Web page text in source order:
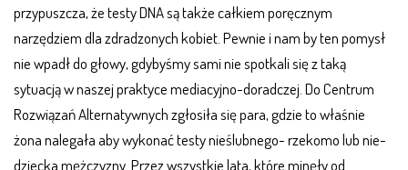
przypuszcza, że testy DNA są także całkiem poręcznym
narzędziem dla zdradzonych kobiet. Pewnie i nam by ten pomysł
nie wpadł do głowy, gdybyśmy sami nie spotkali się z taką
sytuacją w naszej praktyce mediacyjno-doradczej. Do Centrum
Rozwiązań Alternatywnych zgłosiła się para, gdzie to właśnie
żona nalegała aby wykonać testy nieślubnego- rzekomo lub nie-
dziecka mężczyzny. Przez wszystkie lata, które minęły od